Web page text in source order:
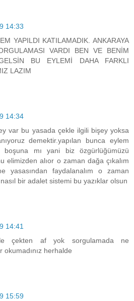
14:33
YAPILDI KATILAMADIK. ANKARAYA
VARDI BEN VE BENİM
BU EYLEMİ DAHA FARKLI
LAZIM
14:34
var bu yasada çekle ilgili bişey yoksa
demektir.yapılan bunca eylem
boşuna mı yani biz özgürlüğümüzü
elimizden alıor o zaman dağa çıkalım
yasasından faydalanalım o zaman
bir adalet sistemi bu yazıklar olsun
14:41
çekten af yok sorgulamada ne
okumadınız herhalde
15:59